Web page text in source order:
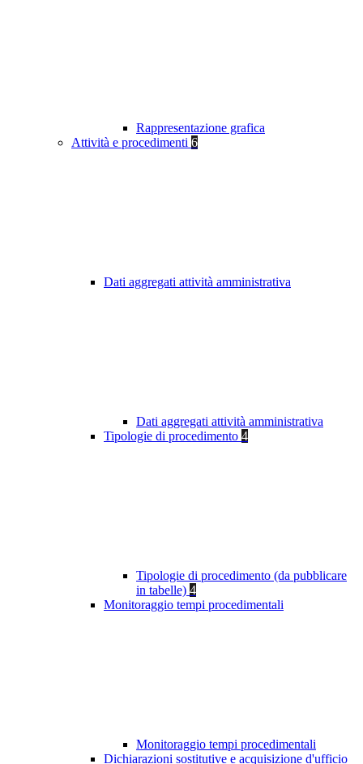
Rappresentazione grafica
Attività e procedimenti 6
Dati aggregati attività amministrativa
Dati aggregati attività amministrativa
Tipologie di procedimento 4
Tipologie di procedimento (da pubblicare
in tabelle) 4
Monitoraggio tempi procedimentali
Monitoraggio tempi procedimentali
Dichiarazioni sostitutive e acquisizione d'ufficio